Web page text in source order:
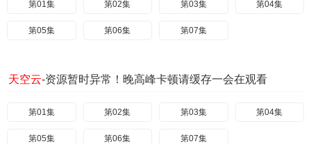
第01集 第02集 第03集 第04集
第05集 第06集 第07集
天空云-资源暂时异常！晚高峰卡顿请缓存一会在观看
第01集 第02集 第03集 第04集
第05集 第06集 第07集